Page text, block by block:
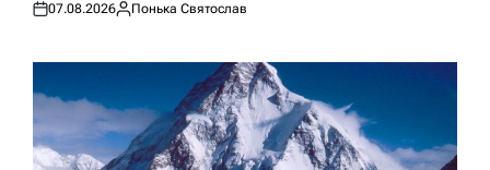
Оприлюднено
07.08.2026
Опубліковано
Понька Святослав